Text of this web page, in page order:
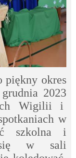
piękny okres
2023
Wigilii i
w
szkolna i
się w sali